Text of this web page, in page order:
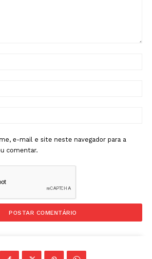
e-mail e site neste navegador para a
comentar.